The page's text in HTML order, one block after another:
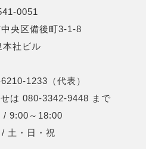
0051
央区備後町3-1-8
本社ビル
1233（代表）
は 080-3342-9448 まで
/ 9:00～18:00
土・日・祝